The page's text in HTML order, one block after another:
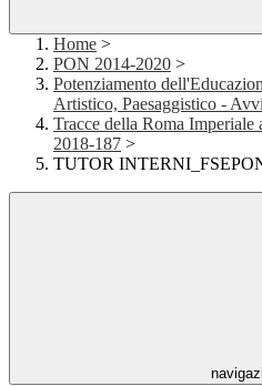
Home >
PON 2014-2020 >
Potenziamento
Artistico, Paesaggistico -
Tracce della Roma
2018-187 >
TUTOR